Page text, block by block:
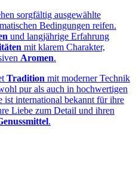
sorgfältig ausgewählte
Bedingungen reifen.
und langjährige Erfahrung
mit klarem Charakter,
Aromen.
Tradition mit moderner Technik
pur als auch in hochwertigen
ist international bekannt für ihre
Liebe zum Detail und ihren
.